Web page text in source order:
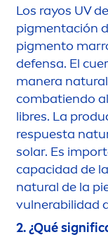
Los rayos UV
pigmentación
pigmento
defensa. El
manera natural
combatiendo
libres. La
respuesta
solar. Es
capacidad de
natural de la
vulnerabilidad
2. ¿Qué